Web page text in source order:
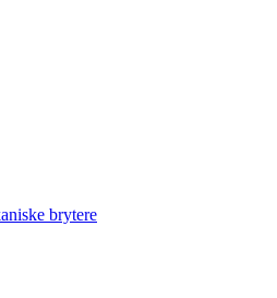
brytere